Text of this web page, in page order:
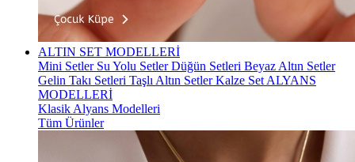
ALTIN SET MODELLERİ
Mini Setler Su Yolu SetlerDüğün Setleri Beyaz Altın Setler
Gelin Takı Setleri Taşlı Altın SetlerKalze Set ALYANS
MODELLERİ
Klasik Alyans Modelleri
Tüm Ürünler